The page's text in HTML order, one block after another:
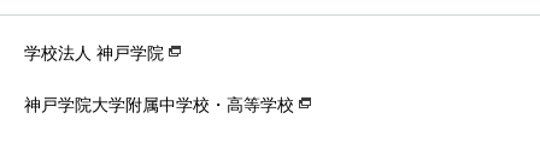
学校法人 神戸学院
神戸学院大学附属中学校・高等学校